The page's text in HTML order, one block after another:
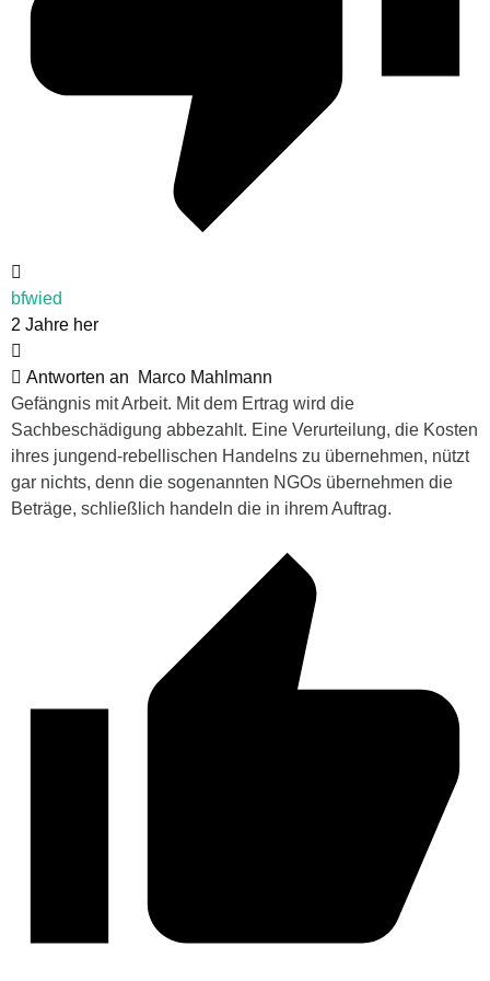
bfwied
2 Jahre her
Antworten an
Marco Mahlmann
Gefängnis mit Arbeit. Mit dem Ertrag wird die
Sachbeschädigung abbezahlt. Eine Verurteilung, die Kosten
ihres jungend-rebellischen Handelns zu übernehmen, nützt
gar nichts, denn die sogenannten NGOs übernehmen die
Beträge, schließlich handeln die in ihrem Auftrag.